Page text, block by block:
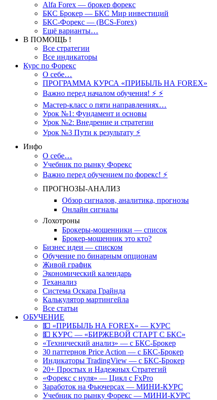
Alfa Forex — брокер форекс
БКС Брокер — БКС Мир инвестиций
БКС-Форекс — (BCS-Forex)
Ещё варианты…
В ПОМОЩЬ !
Все стратегии
Все индикаторы
Курс по Форекс
О себе…
ПРОГРАММА КУРСА «ПРИБЫЛЬ НА FOREX»
Важно перед началом обучения! ⚡ ⚡
Мастер-класс о пяти направлениях…
Урок №1: Фундамент и основы
Урок №2: Внедрение и стратегии
Урок №3 Пути к результату ⚡️
Инфо
О себе…
Учебник по рынку Форекс
Важно перед обучением по форекс! ⚡
ПРОГНОЗЫ-АНАЛИЗ
Обзор сигналов, аналитика, прогнозы
Онлайн сигналы
Лохотроны
Брокеры-мошенники — список
Брокер-мошенник это кто?
Бизнес идеи — списком
Обучение по бинарным опционам
Живой график
Экономический календарь
Теханализ
Система Оскара Грайнда
Калькулятор мартингейла
Все статьи
ОБУЧЕНИЕ
💵 «ПРИБЫЛЬ НА FOREX» — КУРС
💵 КУРС — «БИРЖЕВОЙ СТАРТ С БКС»
«Технический анализ» — с БКС-Брокер
30 паттернов Price Action — с БКС-Брокер
Индикаторы TradingView — с БКС-Брокер
20+ Простых и Надежных Стратегий
«Форекс с нуля» — Цикл с FxPro
Заработок на Фьючерсах — МИНИ-КУРС
Учебник по рынку Форекс — МИНИ-КУРС